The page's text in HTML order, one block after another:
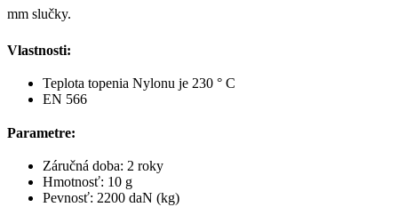
mm slučky.
Vlastnosti:
Teplota topenia Nylonu je 230 ° C
EN 566
Parametre:
Záručná doba: 2 roky
Hmotnosť: 10 g
Pevnosť: 2200 daN (kg)